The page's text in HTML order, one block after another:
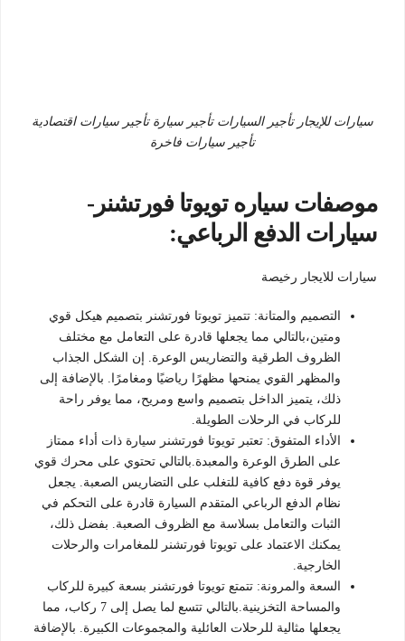
سيارات للإيجار تأجير السيارات تأجير سيارة تأجير سيارات اقتصادية
تأجير سيارات فاخرة
موصفات سياره تويوتا فورتشنر-
سيارات الدفع الرباعي:
سيارات للايجار رخيصة
التصميم والمتانة: تتميز تويوتا فورتشنر بتصميم هيكل قوي
ومتين،بالتالي مما يجعلها قادرة على التعامل مع مختلف
الظروف الطرقية والتضاريس الوعرة. إن الشكل الجذاب
والمظهر القوي يمنحها مظهرًا رياضيًا ومغامرًا. بالإضافة إلى
ذلك، يتميز الداخل بتصميم واسع ومريح، مما يوفر راحة
للركاب في الرحلات الطويلة.
الأداء المتفوق: تعتبر تويوتا فورتشنر سيارة ذات أداء ممتاز
على الطرق الوعرة والمعبدة.بالتالي تحتوي على محرك قوي
يوفر قوة دفع كافية للتغلب على التضاريس الصعبة. يجعل
نظام الدفع الرباعي المتقدم السيارة قادرة على التحكم في
الثبات والتعامل بسلاسة مع الظروف الصعبة. بفضل ذلك،
يمكنك الاعتماد على تويوتا فورتشنر للمغامرات والرحلات
الخارجية.
السعة والمرونة: تتمتع تويوتا فورتشنر بسعة كبيرة للركاب
والمساحة التخزينية.بالتالي تتسع لما يصل إلى 7 ركاب، مما
يجعلها مثالية للرحلات العائلية والمجموعات الكبيرة. بالإضافة